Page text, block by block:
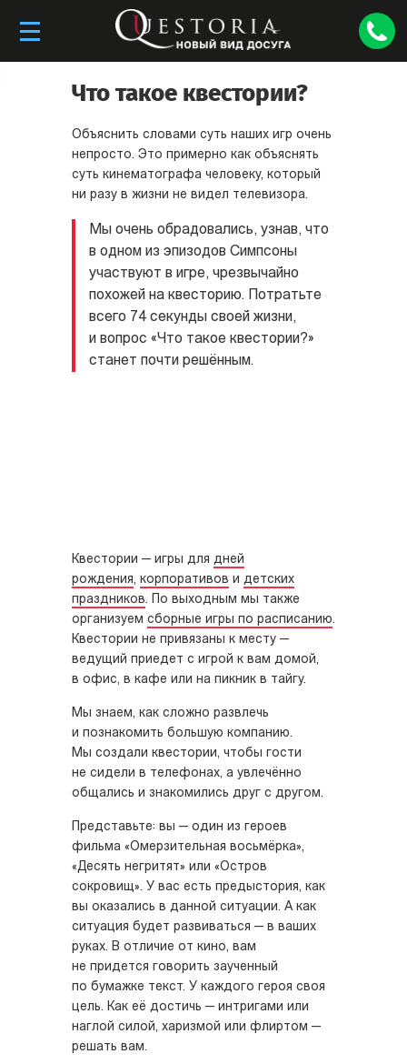
Что такое квестории?
Объяснить словами суть наших игр очень
непросто. Это примерно как объяснять
суть кинематографа человеку, который
ни разу в жизни не видел телевизора.
Мы очень обрадовались, узнав, что
в одном из эпизодов Симпсоны
участвуют в игре, чрезвычайно
похожей на квесторию. Потратьте
всего 74 секунды своей жизни,
и вопрос «Что такое квестории?»
станет почти решённым.
Квестории — игры для дней
рождения, корпоративов и детских
праздников. По выходным мы также
организуем сборные игры по расписанию.
Квестории не привязаны к месту —
ведущий приедет с игрой к вам домой,
в офис, в кафе или на пикник в тайгу.
Мы знаем, как сложно развлечь
и познакомить большую компанию.
Мы создали квестории, чтобы гости
не сидели в телефонах, а увлечённо
общались и знакомились друг с другом.
Представьте: вы — один из героев
фильма «Омерзительная восьмёрка»,
«Десять негритят» или «Остров
сокровищ». У вас есть предыстория, как
вы оказались в данной ситуации. А как
ситуация будет развиваться — в ваших
руках. В отличие от кино, вам
не придется говорить заученный
по бумажке текст. У каждого героя своя
цель. Как её достичь — интригами или
наглой силой, харизмой или флиртом —
решать вам.